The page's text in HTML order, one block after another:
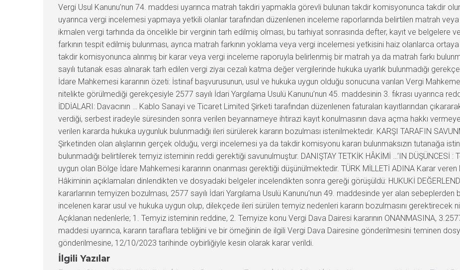
Vergi Usul Kanunu’nun 74. maddesi uyarınca matrah takdiri yapmakla görevli bulunan takdir komisyonunca takdir
uyarınca vergi incelemesi yapmaya yetkili olanlar tarafından düzenlenen inceleme raporlarında belirtilen matrah veya
ikmalen vergi tarhında da öncelikle bir verginin tarh edilmiş olması, bu tarhiyat sonrasında defter, kayıt ve belgelere
farkının tespit edilmiş bulunması, ayrıca matrah farkının yoklama veya vergi incelemesi yetkisini haiz olanlarca ortaya
takdir komisyonunca alınmış bir karar veya vergi inceleme raporuyla belirlenmiş bir matrah ya da matrah farkı
sayılı tutanak esas alınarak tarh edilen vergi ziyaı cezalı katma değer vergilerinde hukuka uyarlık bulunmadığı
İdare Mahkemesi kararının özeti: İstinaf başvurusunun, usul ve hukuka uygun olduğu sonucuna varılan Vergi
nitelikte görülmediği gerekçesiyle 2577 sayılı İdari Yargılama Usulü Kanunu’nun 45. maddesinin 3. fıkrası uyarınca
İDDİALARI: Davacının … Kablo Sanayi ve Ticaret Limited Şirketi tarafından düzenlenen faturaları kayıtlarından
verdiği, serbest iradeyle süresinden sonra verilen beyannameye ihtirazi kayıt konulmasının dava açma hakkı
verilen kararda hukuka uygunluk bulunmadığı ileri sürülerek kararın bozulması istenilmektedir. KARŞI TARAFIN
Şirketinden olan alışlarının gerçek olduğu, vergi incelemesi ya da takdir komisyonu kararı bulunmaksızın tutanağa
bulunmadığı belirtilerek temyiz isteminin reddi gerektiği savunulmuştur. DANIŞTAY TETKİK HÂKİMİ …’IN DÜŞÜNCESİ
uygun olan Bölge İdare Mahkemesi kararının onanması gerektiği düşünülmektedir. TÜRK MİLLETİ ADINA Karar
Hâkiminin açıklamaları dinlendikten ve dosyadaki belgeler incelendikten sonra gereği görüşüldü: HUKUKİ
kararlarının temyizen bozulması, 2577 sayılı İdari Yargılama Usulü Kanunu’nun 49. maddesinde yer alan sebeplerden
incelenen karar usul ve hukuka uygun olup, dilekçede ileri sürülen temyiz nedenleri kararın bozulmasını gerektirecek
Açıklanan nedenlerle; 1. Temyiz isteminin reddine, 2. Temyize konu Vergi Dava Dairesi kararının ONANMASINA,
maddesi uyarınca, kararın taraflara tebliğini ve bir örneğinin de ilgili Vergi Dava Dairesine gönderilmesini teminen
gönderilmesine, 12/10/2023 tarihinde oybirliğiyle kesin olarak karar verildi.
İlgili Yazılar